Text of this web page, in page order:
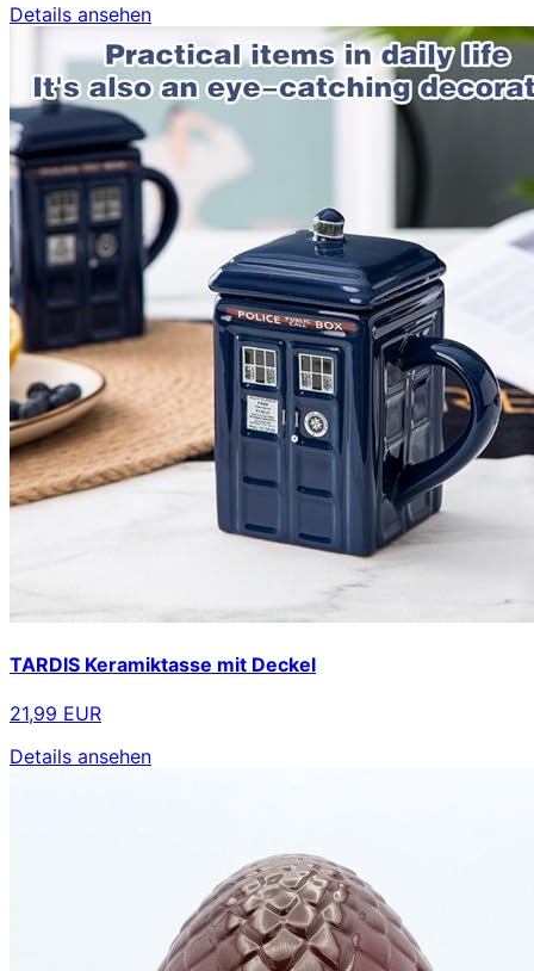
Details ansehen
TARDIS Keramiktasse mit Deckel
21,99 EUR
Details ansehen